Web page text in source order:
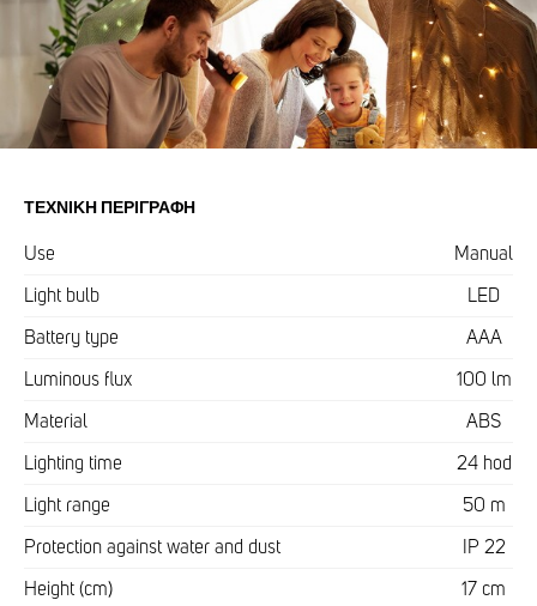
ΤΕΧΝΙΚΉ ΠΕΡΙΓΡΑΦΉ
Use Manual
Light bulb LED
Battery type AAA
Luminous flux 100 lm
Material ABS
Lighting time 24 hod
Light range 50 m
Protection against water and dust IP 22
Height (cm) 17 cm